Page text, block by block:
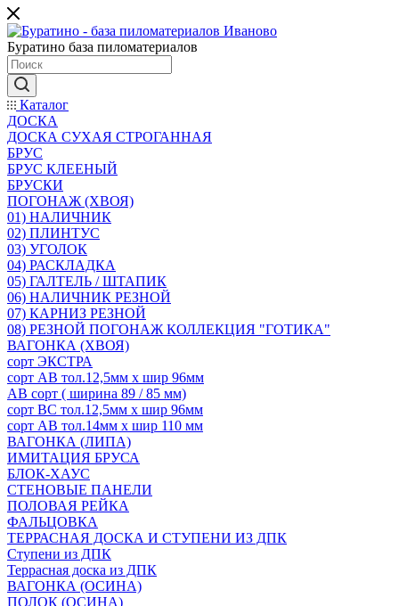
Буратино база пиломатериалов
Каталог
ДОСКА
ДОСКА СУХАЯ СТРОГАННАЯ
БРУС
БРУС КЛЕЕНЫЙ
БРУСКИ
ПОГОНАЖ (ХВОЯ)
01) НАЛИЧНИК
02) ПЛИНТУС
03) УГОЛОК
04) РАСКЛАДКА
05) ГАЛТЕЛЬ / ШТАПИК
06) НАЛИЧНИК РЕЗНОЙ
07) КАРНИЗ РЕЗНОЙ
08) РЕЗНОЙ ПОГОНАЖ КОЛЛЕКЦИЯ "ГОТИКА"
ВАГОНКА (ХВОЯ)
сорт ЭКСТРА
сорт АВ тол.12,5мм х шир 96мм
АВ сорт ( ширина 89 / 85 мм)
сорт ВС тол.12,5мм х шир 96мм
сорт АВ тол.14мм х шир 110 мм
ВАГОНКА (ЛИПА)
ИМИТАЦИЯ БРУСА
БЛОК-ХАУС
СТЕНОВЫЕ ПАНЕЛИ
ПОЛОВАЯ РЕЙКА
ФАЛЬЦОВКА
ТЕРРАСНАЯ ДОСКА И СТУПЕНИ ИЗ ДПК
Ступени из ДПК
Террасная доска из ДПК
ВАГОНКА (ОСИНА)
ПОЛОК (ОСИНА)